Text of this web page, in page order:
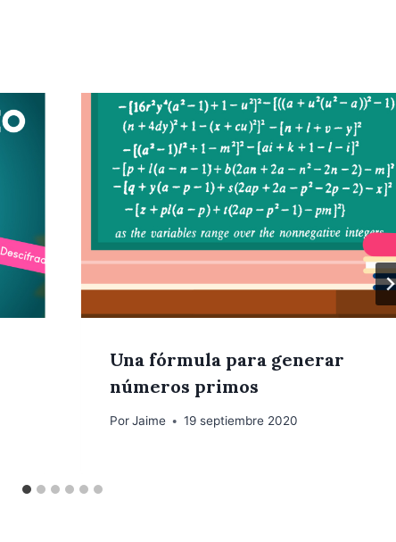
Una fórmula para generar
números primos
Por Jaime 19 septiembre 2020